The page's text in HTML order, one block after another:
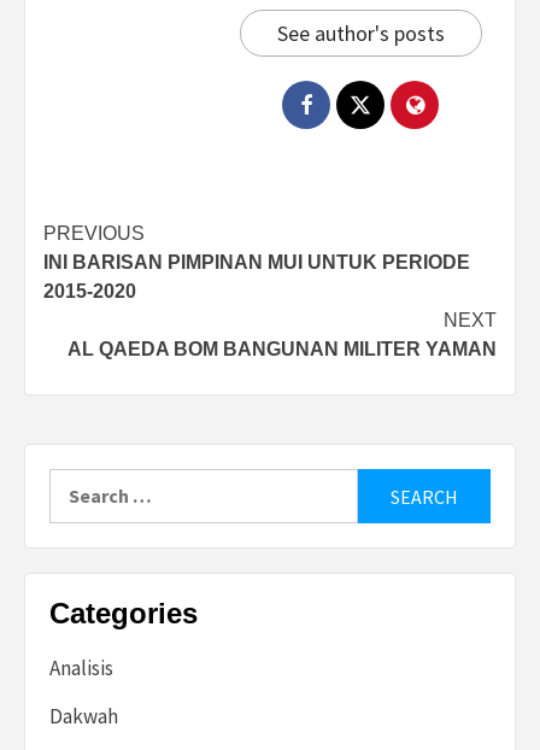
See author's posts
Post
navigation
PREVIOUS
INI BARISAN PIMPINAN MUI UNTUK PERIODE
2015-2020
NEXT
AL QAEDA BOM BANGUNAN MILITER YAMAN
Categories
Analisis
Dakwah